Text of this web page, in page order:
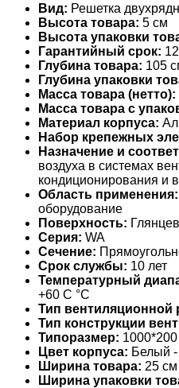
Вид: Решетка
Высота товара: 5 см
Высота упаковки
Гарантийный срок:
Глубина товара: 105
Глубина упаковки
Масса товара (нетто):
Масса товара с
Материал корпуса:
Набор крепежных
Назначение и
воздуха в системах
кондиционирования и
Область применения:
оборудование
Поверхность:
Серия: WA
Сечение:
Срок службы: 10 лет
Температурный
+60 С °С
Тип вентиляционной
Тип конструкции
Типоразмер:
Цвет корпуса: Белый
Ширина товара: 25 см
Ширина упаковки